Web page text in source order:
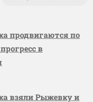
продвигаются по
в
взяли Рыжевку и